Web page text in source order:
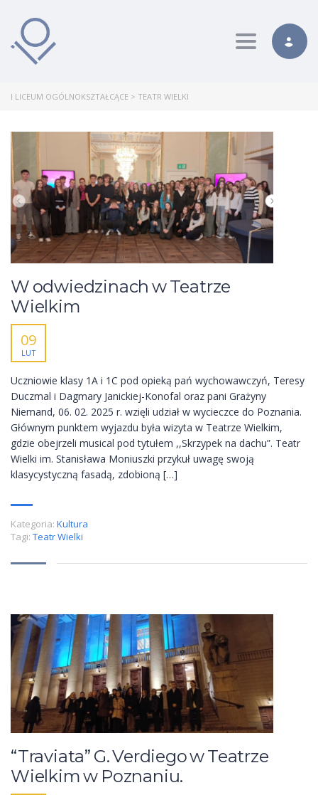
Toggle
I LICEUM OGÓLNOKSZTAŁCĄCE > TEATR WIELKI
W odwiedzinach w Teatrze
Wielkim
09
LUT
Uczniowie klasy 1A i 1C pod opieką pań wychowawczyń, Teresy
Duczmal i Dagmary Janickiej-Konofal oraz pani Grażyny
Niemand, 06. 02. 2025 r. wzięli udział w wycieczce do Poznania.
Głównym punktem wyjazdu była wizyta w Teatrze Wielkim,
gdzie obejrzeli musical pod tytułem ,,Skrzypek na dachu”. Teatr
Wielki im. Stanisława Moniuszki przykuł uwagę swoją
klasycystyczną fasadą, zdobioną […]
Kategoria: Kultura
Tagi: Teatr Wielki
“Traviata” G. Verdiego w Teatrze
Wielkim w Poznaniu.